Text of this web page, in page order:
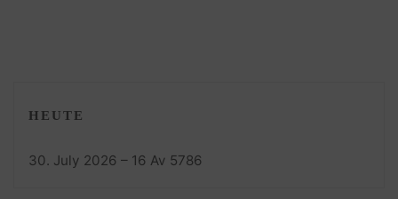
HEUTE
30. July 2026 – 16 Av 5786